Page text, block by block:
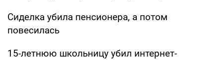
Сиделка убила пенсионера, а потом
повесилась
15-летнюю школьницу убил интернет-